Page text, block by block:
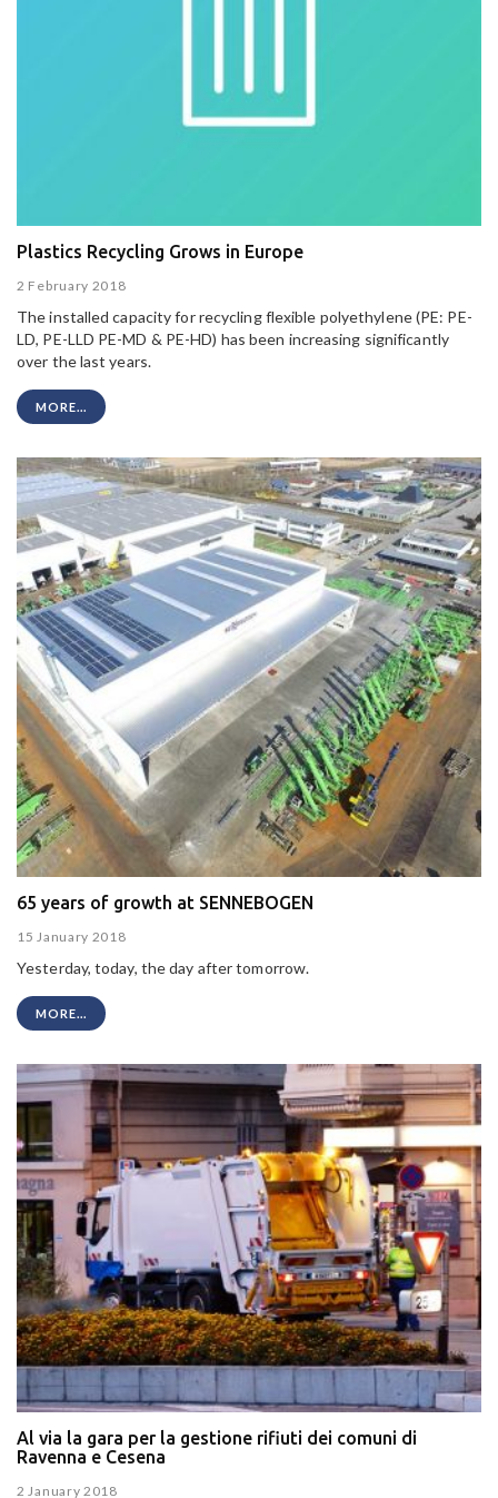
Plastics Recycling Grows in Europe
2 February 2018
The installed capacity for recycling flexible polyethylene (PE: PE-
LD, PE-LLD PE-MD & PE-HD) has been increasing significantly
over the last years.
MORE...
65 years of growth at SENNEBOGEN
15 January 2018
Yesterday, today, the day after tomorrow.
MORE...
Al via la gara per la gestione rifiuti dei comuni di
Ravenna e Cesena
2 January 2018